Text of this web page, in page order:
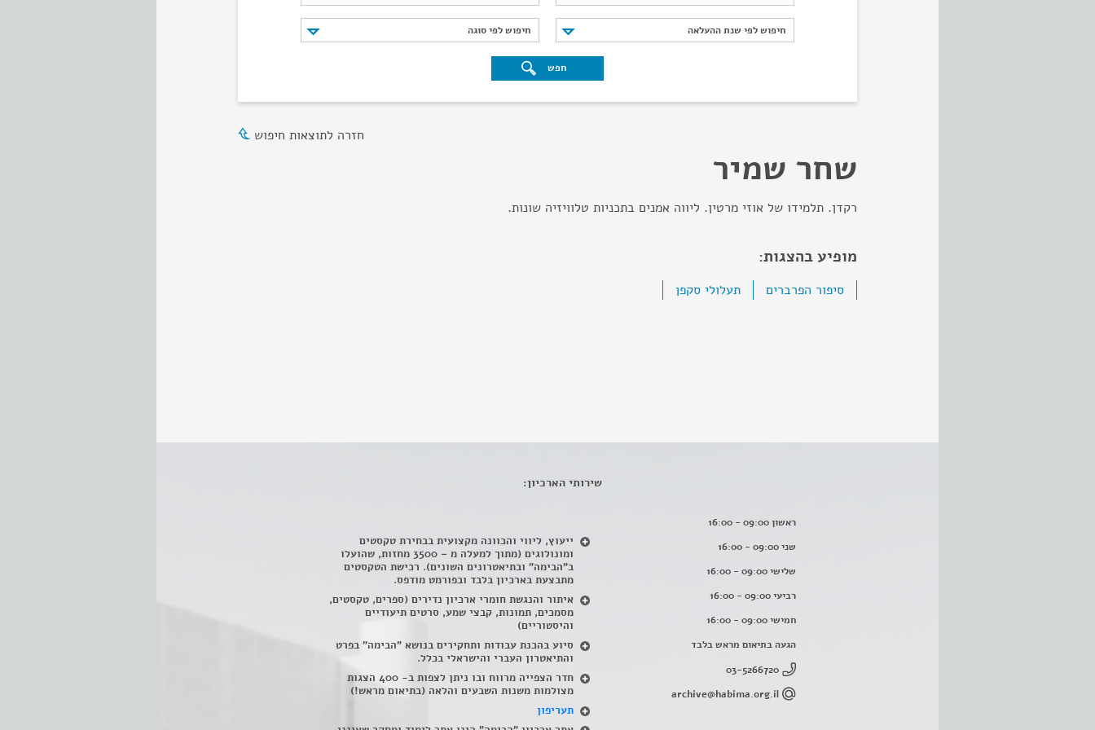
חיפוש לפי שנת ההעלאה
חיפוש לפי שנת ההעלאה חיפוש לפי סוגה
חיפוש לפי סוגה
חפש
חזרה לתוצאות חיפוש
שחר שמיר
רקדן. תלמידו של אוזי מרטין. ליווה אמנים בתכניות טלוויזיה שונות.
מופיע בהצגות:
סיפור הפרברים תעלולי סקפן
ראשון 09:00 - 16:00
שני 09:00 - 16:00
שלישי 09:00 - 16:00
רביעי 09:00 - 16:00
חמישי 09:00 - 16:00
הגעה בתיאום מראש בלבד
03-5266720
archive@habima.org.il
שירותי הארכיון:
ייעוץ, ליווי והכוונה מקצועית בבחירת טקסטים
ומונולוגים (מתוך למעלה מ – 3500 מחזות, שהועלו
ב"הבימה" ובתיאטרונים השונים). רכישת הטקסטים
מתבצעת בארכיון בלבד ובפורמט מודפס.
איתור והנגשת חומרי ארכיון נדירים (ספרים, טקסטים,
מסמכים, תמונות, קבצי שמע, סרטים תיעודיים
והיסטוריים)
סיוע בהכנת עבודות ותחקירים בנושא "הבימה" בפרט
והתיאטרון העברי והישראלי בכלל.
חדר הצפייה מרווח ובו ניתן לצפות ב- 400 הצגות
מצולמות משנות השבעים והלאה (בתיאום מראש!)
תעריפון